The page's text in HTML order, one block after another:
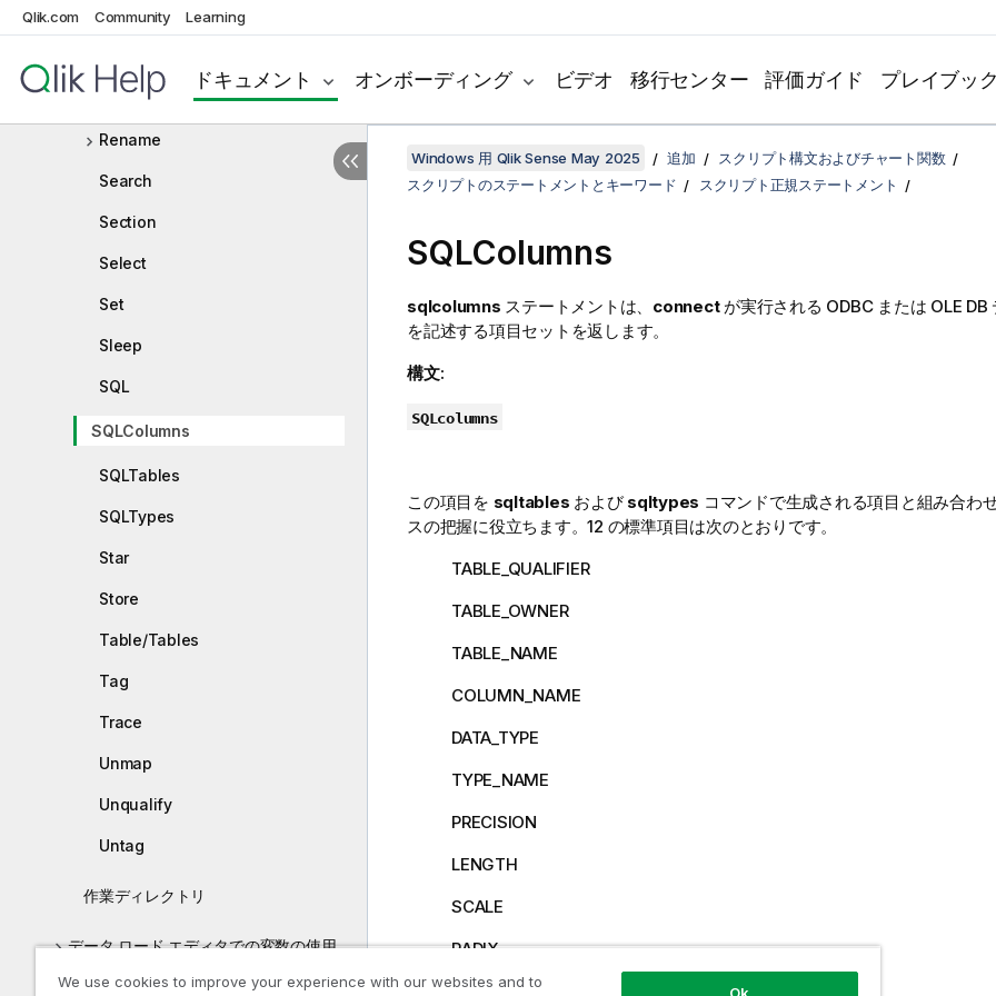
Qlik.com Community Learning
ドキュメント オンボーディング ビデオ 移行センター 評価ガイド プレイブック
NullAsValue
Rem
Rename
Search
Section
Select
Set
Sleep
SQL
SQLColumns
SQLTables
SQLTypes
Star
Store
Table/Tables
Tag
Trace
Unmap
Unqualify
Untag
作業ディレクトリ
データ ロード エディタでの変数の使用
スクリプト式
Windows 用 Qlik Sense May 2025 追加
スクリプト構文およびチャート関数
スクリプトのステートメントとキーワード
スクリプト正規ステートメント
SQLColumns
sqlcolumns ステートメントは、 connectが実行される ODBCまたは OLE DB
を記述する項目セットを返します。
構文:
SQLcolumns
この項目を sqltables およびsqltypes コマンドで生成される項目と組み合わ
スの把握に役立ちます。12 の標準項目は次のとおりです。
TABLE_QUALIFIER
TABLE_OWNER
TABLE_NAME
COLUMN_NAME
DATA_TYPE
TYPE_NAME
PRECISION
LENGTH
SCALE
RADIX
NULLABLE
We use cookies to improve your experience with our websites and to